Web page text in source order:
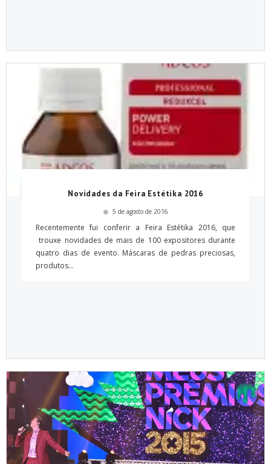
Novidades da Feira Estétika 2016
5 de agosto de 2016
Recentemente fui conferir a Feira Estétika 2016, que
trouxe novidades de mais de 100 expositores durante
quatro dias de evento. Máscaras de pedras preciosas,
produtos...